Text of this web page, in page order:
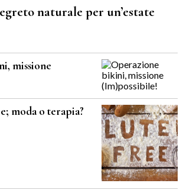
naturale per un’estate
missione
moda o terapia?